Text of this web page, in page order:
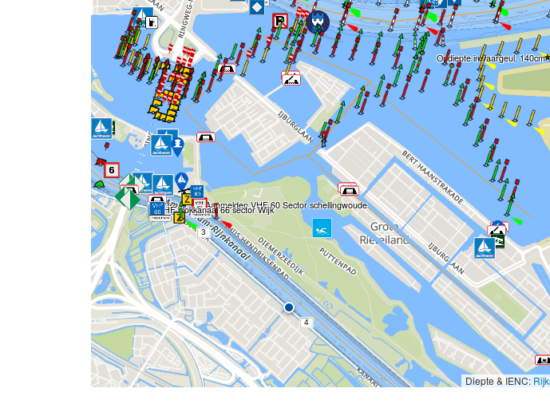
3
4
Ondiepte in vaargeul, 140cm
Aanmelden VHF 60 Sector schellingwoude
VHF blokkanaal 66 sector Wijk
Diepte & IENC: